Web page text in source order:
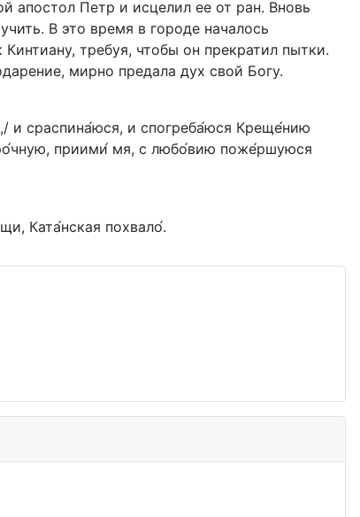
апостол Петр и исцелил ее от ран. Вновь
В это время в городе началось
требуя, чтобы он прекратил пытки.
мирно предала дух свой Богу.
и сраспина́юся, и спогреба́юся Креще́нию
приими́ мя, с любо́вию поже́ршуюся
Ката́нская похвало́.